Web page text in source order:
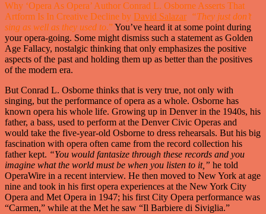
Why ‘Opera As Opera’ Author Conrad L. Osborne Asserts That
Artform Is In Creative Decline by David Salazar “They just don’t
sing as well as they used to.”You’ve heard it at some point during
your opera-going. Some might dismiss such a statement as Golden
Age Fallacy, nostalgic thinking that only emphasizes the positive
aspects of the past and holding them up as better than the positives
of the modern era.
But Conrad L. Osborne thinks that is very true, not only with
singing, but the performance of opera as a whole. Osborne has
known opera his whole life. Growing up in Denver in the 1940s, his
father, a bass, used to perform at the Denver Civic Operas and
would take the five-year-old Osborne to dress rehearsals. But his big
fascination with opera often came from the record collection his
father kept. “You would fantasize through these records and you
imagine what the world must be when you listen to it,” he told
OperaWire in a recent interview. He then moved to New York at age
nine and took in his first opera experiences at the New York City
Opera and Met Opera in 1947; his first City Opera performance was
“Carmen,” while at the Met he saw “Il Barbiere di Siviglia.”